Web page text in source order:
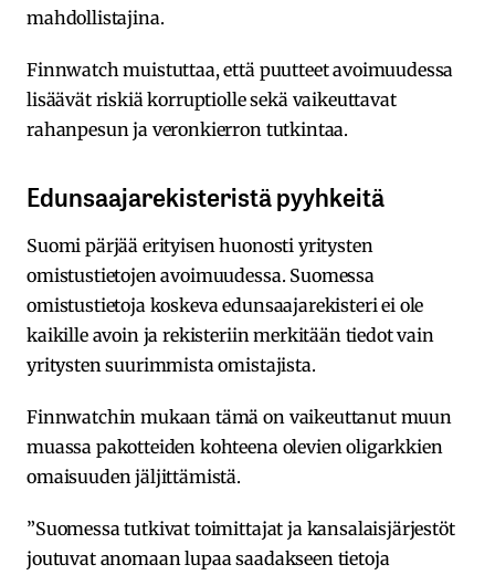
mahdollistajina.
Finnwatch muistuttaa, että puutteet avoimuudessa
lisäävät riskiä korruptiolle sekä vaikeuttavat
rahanpesun ja veronkierron tutkintaa.
Edunsaajarekisteristä pyyhkeitä
Suomi pärjää erityisen huonosti yritysten
omistustietojen avoimuudessa. Suomessa
omistustietoja koskeva edunsaajarekisteri ei ole
kaikille avoin ja rekisteriin merkitään tiedot vain
yritysten suurimmista omistajista.
Finnwatchin mukaan tämä on vaikeuttanut muun
muassa pakotteiden kohteena olevien oligarkkien
omaisuuden jäljittämistä.
”Suomessa tutkivat toimittajat ja kansalaisjärjestöt
joutuvat anomaan lupaa saadakseen tietoja